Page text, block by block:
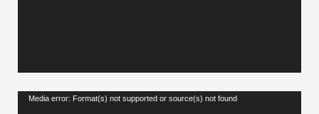
Video
Media error: Format(s) not supported or source(s) not found